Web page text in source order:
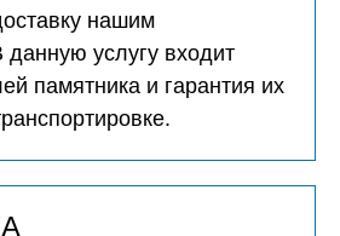
нашим
данную услугу входит
памятника и гарантия их